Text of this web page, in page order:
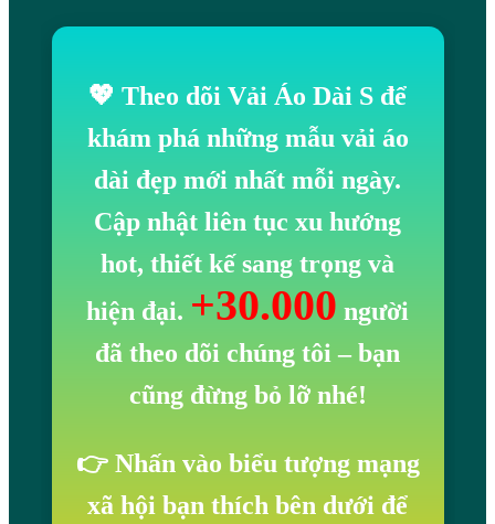
💖 Theo dõi Vải Áo Dài S để
khám phá những mẫu vải áo
dài đẹp mới nhất mỗi ngày.
Cập nhật liên tục xu hướng
hot, thiết kế sang trọng và
hiện đại. +30.000 người
đã theo dõi chúng tôi – bạn
cũng đừng bỏ lỡ nhé!
👉 Nhấn vào biểu tượng mạng
xã hội bạn thích bên dưới để